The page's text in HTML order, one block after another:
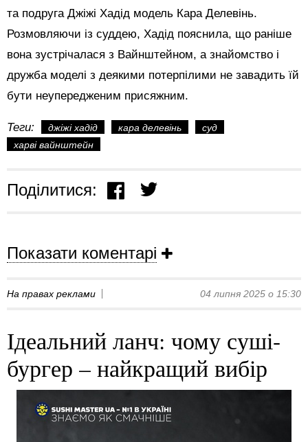
та подруга Джіжі Хадід модель Кара Делевінь.
Розмовляючи із суддею, Хадід пояснила, що раніше
вона зустрічалася з Вайнштейном, а знайомство і
дружба моделі з деякими потерпілими не завадить їй
бути неупередженим присяжним.
Теги: джіжі хадід кара делевінь
суд
харві вайнштейн
Поділитися:
Показати коментарі
На правах реклами 04 липня 2025 о 15:30
Ідеальний ланч: чому суші-
бургер – найкращий вибір